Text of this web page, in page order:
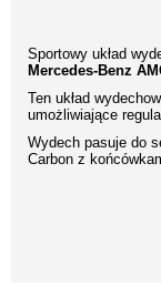
Sportowy układ
Mercedes-Benz
Ten układ
umożliwiające
Wydech pasuje do
Carbon z